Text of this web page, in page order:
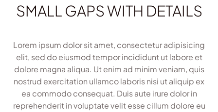
SMALL GAPS WITH DETAILS
Lorem ipsum dolor sit amet, consectetur adipisicing
elit, sed do eiusmod tempor incididunt ut labore et
dolore magna aliqua. Ut enim ad minim veniam, quis
nostrud exercitation ullamco laboris nisi ut aliquip ex
ea commodo consequat. Duis aute irure dolor in
reprehenderit in voluptate velit esse cillum dolore eu